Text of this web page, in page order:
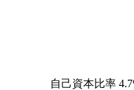
自己資本比率